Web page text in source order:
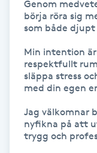
Hyperhidros
Hypnos
Hårborttagning
Genom
börja röra sig
som både djupt
Min intention
respektfullt
släppa stress
med din egen
Jag välkomnar
nyfikna på att
trygg och